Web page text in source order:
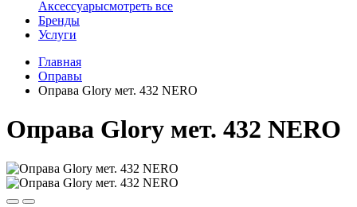
Аксессуарысмотреть все
Бренды
Услуги
Главная
Оправы
Оправа Glory мет. 432 NERO
Оправа Glory мет. 432 NERO